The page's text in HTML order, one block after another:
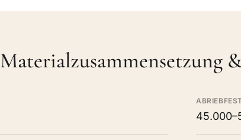
Materialzusammensetzung